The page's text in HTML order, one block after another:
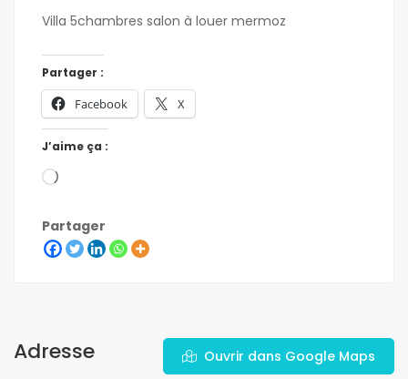
Villa 5chambres salon à louer mermoz
Partager :
Facebook X
J’aime ça :
Partager
Adresse Ouvrir dans Google Maps